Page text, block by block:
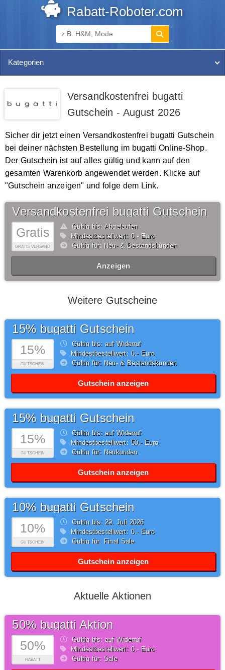
Rabatt-Roboter.com
Kategorien
Versandkostenfrei bugatti
Gutschein - August 2026
Sicher dir jetzt einen Versandkostenfrei bugatti Gutschein
bei deiner nächsten Bestellung im bugatti Online-Shop.
Der Gutschein ist auf alles gültig und kann auf den
gesamten Warenkorb angewendet werden. Klicke auf
"Gutschein anzeigen" und folge dem Link.
Gratis
GRATIS VERSAND
Versandkostenfrei bugatti Gutschein
Gültig bis: Abgelaufen
Mindestbestellwert: 0,- Euro
Gültig für: Neu- & Bestandskunden
Anzeigen
Weitere Gutscheine
15%
GUTSCHEIN
15% bugatti Gutschein
Gültig bis: auf Widerruf
Mindestbestellwert: 0,- Euro
Gültig für: Neu- & Bestandskunden
Gutschein anzeigen
15%
GUTSCHEIN
15% bugatti Gutschein
Gültig bis: auf Widerruf
Mindestbestellwert: 50,- Euro
Gültig für: Neukunden
Gutschein anzeigen
10%
GUTSCHEIN
10% bugatti Gutschein
Gültig bis: 29.Juli2026
Mindestbestellwert: 0,- Euro
Gültig für: Final Sale
Gutschein anzeigen
Aktuelle Aktionen
50%
RABATT
50% bugatti Aktion
Gültig bis: auf Widerruf
Mindestbestellwert: 0,- Euro
Gültig für: Sale